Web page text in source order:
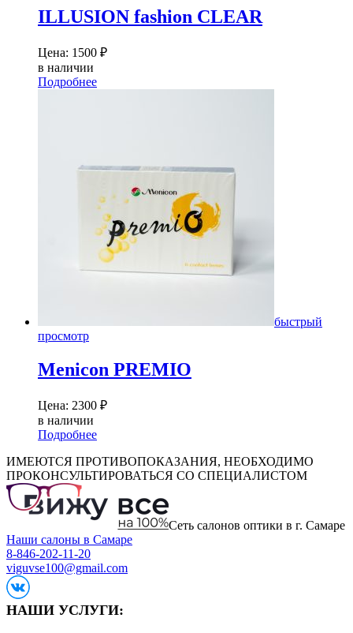
ILLUSION fashion CLEAR
Цена: 1500 ₽
в наличии
Подробнее
быстрый
просмотр
Menicon PREMIO
Цена: 2300 ₽
в наличии
Подробнее
ИМЕЮТСЯ ПРОТИВОПОКАЗАНИЯ, НЕОБХОДИМО
ПРОКОНСУЛЬТИРОВАТЬСЯ СО СПЕЦИАЛИСТОМ
Сеть салонов оптики в г. Самаре
Наши салоны в Самаре
8-846-202-11-20
viguvse100@gmail.com
НАШИ УСЛУГИ: